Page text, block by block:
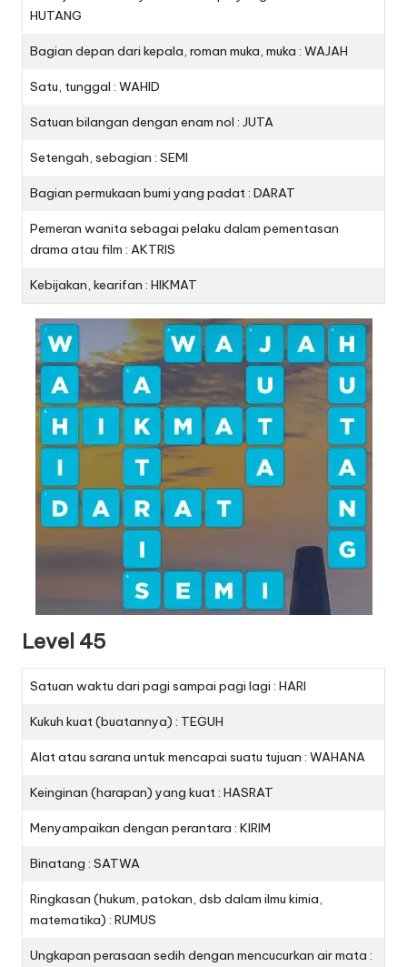
HUTANG
Bagian depan dari kepala, roman muka, muka : WAJAH
Satu, tunggal : WAHID
Satuan bilangan dengan enam nol : JUTA
Setengah, sebagian : SEMI
Bagian permukaan bumi yang padat : DARAT
Pemeran wanita sebagai pelaku dalam pementasan
drama atau film : AKTRIS
Kebijakan, kearifan : HIKMAT
Level 45
Satuan waktu dari pagi sampai pagi lagi : HARI
Kukuh kuat (buatannya) : TEGUH
Alat atau sarana untuk mencapai suatu tujuan : WAHANA
Keinginan (harapan) yang kuat : HASRAT
Menyampaikan dengan perantara : KIRIM
Binatang : SATWA
Ringkasan (hukum, patokan, dsb dalam ilmu kimia,
matematika) : RUMUS
Ungkapan perasaan sedih dengan mencucurkan air mata :